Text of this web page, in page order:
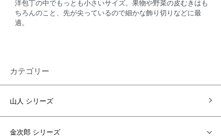
洋包丁の中でもっとも小さいサイズ。果物や野菜の皮むきはも
ちろんのこと、先が尖っているので細かな飾り切りなどに最
適。
カテゴリー
山人 シリーズ
金次郎 シリーズ